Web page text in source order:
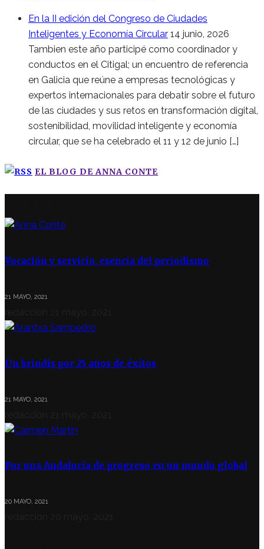
En la II edición del Congreso de Ciudades
Inteligentes y Economía Circular 14 junio, 2026
Tambien este año participé como coordinador y
conductos en el Citigal; un encuentro de referencia
en Galicia que reúne a empresas tecnológicas y
expertos internacionales para debatir sobre el futuro
de las ciudades y sus retos en transformación digital,
sostenibilidad, movilidad inteligente y economía
circular, que se ha celebrado el 11 y 12 de junio […]
EL BLOG DE ANNA CONTE
Vocación y servicio, esencia del periodismo
21 MAYO, 2021
Un brindis por 25 años de éxitos
21 MAYO, 2021
Por una Andalucía de progreso en un mundo global
20 MAYO, 2021